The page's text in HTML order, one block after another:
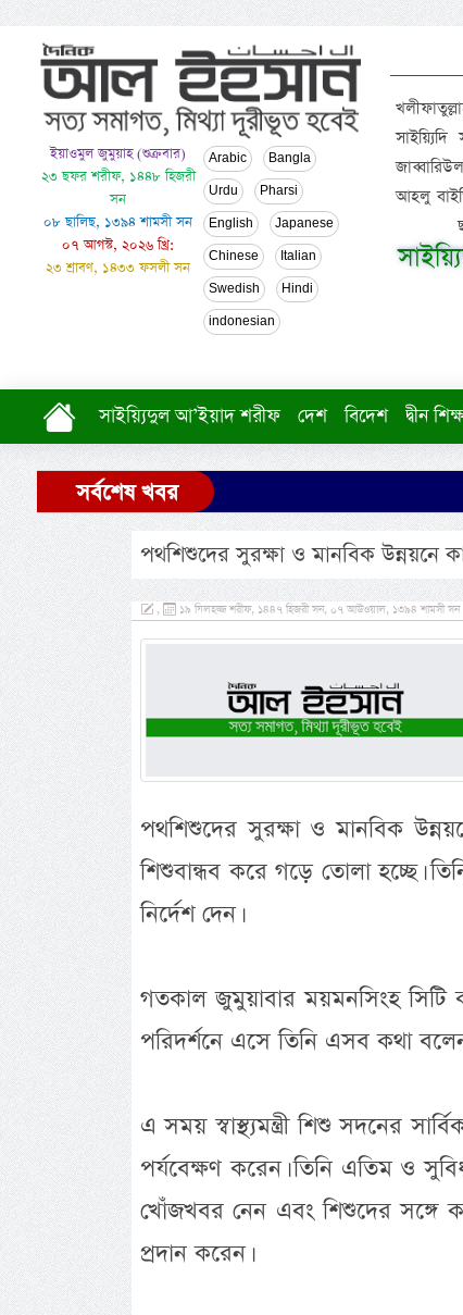
ইয়াওমুল জুমুয়াহ (শুক্রবার)
২৩ ছফর শরীফ, ১৪৪৮ হিজরী
সন
০৮ ছালিছ, ১৩৯৪ শামসী সন
০৭ আগস্ট, ২০২৬ খ্রি:
২৩ শ্রাবণ, ১৪৩৩ ফসলী সন
Arabic Bangla
Urdu Pharsi
English Japanese
Chinese Italian
Swedish Hindi
indonesian
আহলু
সাইয়্যিদুল আ’ইয়াদ শরীফ দেশ বিদেশ দ্বীন
সর্বশেষ খবর
পথশিশুদের সুরক্ষা ও মানবিক উন্নয়নে
, ১৯ যিলহজ্জ শরীফ, ১৪৪৭ হিজরী সন, ০৭ আউওয়াল, ১৩৯৪ শামসী
পথশিশুদের সুরক্ষা ও মানবিক
শিশুবান্ধব করে গড়ে তোলা হচ্ছে।
নির্দেশ দেন।
গতকাল জুমুয়াবার ময়মনসিংহ
পরিদর্শনে এসে তিনি এসব কথা
এ সময় স্বাস্থ্যমন্ত্রী শিশু সদনের
পর্যবেক্ষণ করেন। তিনি এতিম ও
খোঁজখবর নেন এবং শিশুদের সঙ্গে কথা
প্রদান করেন।